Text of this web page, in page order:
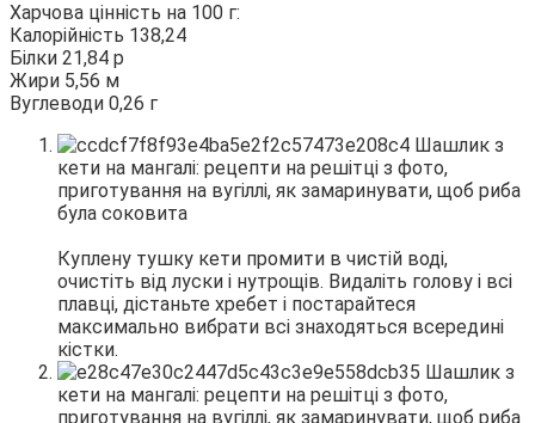
Харчова цінність на 100 г:
Калорійність 138,24
Білки 21,84 р
Жири 5,56 м
Вуглеводи 0,26 г
Куплену тушку кети промити в чистій воді,
очистіть від луски і нутрощів. Видаліть голову і всі
плавці, дістаньте хребет і постарайтеся
максимально вибрати всі знаходяться всередині
кістки.